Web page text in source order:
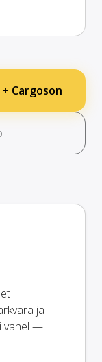
Cargoson
ja
vahel —